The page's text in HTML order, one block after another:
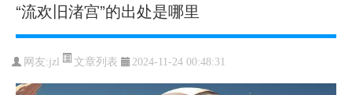
“流欢旧渚宫”的出处是哪里
网友:jzl 文章列表 2024-11-24 00:48:31